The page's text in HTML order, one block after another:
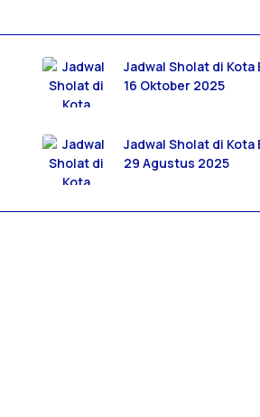
Jadwal Sholat di Kota
16 Oktober 2025
Jadwal Sholat di Kota
29 Agustus 2025